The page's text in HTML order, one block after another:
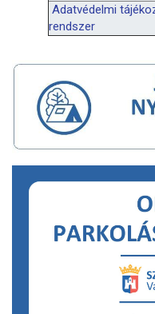
Adatvédelmi
rendszer